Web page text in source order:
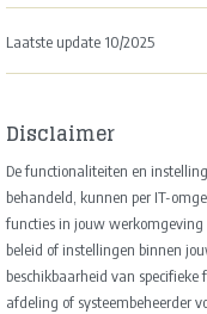
Laatste update 10/2025
Disclaimer
De functionaliteiten en
behandeld, kunnen per IT-
functies in jouw werkomgeving
beleid of instellingen binnen
beschikbaarheid van
afdeling of systeembeheerder